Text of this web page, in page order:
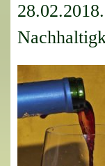
28.02.2018.